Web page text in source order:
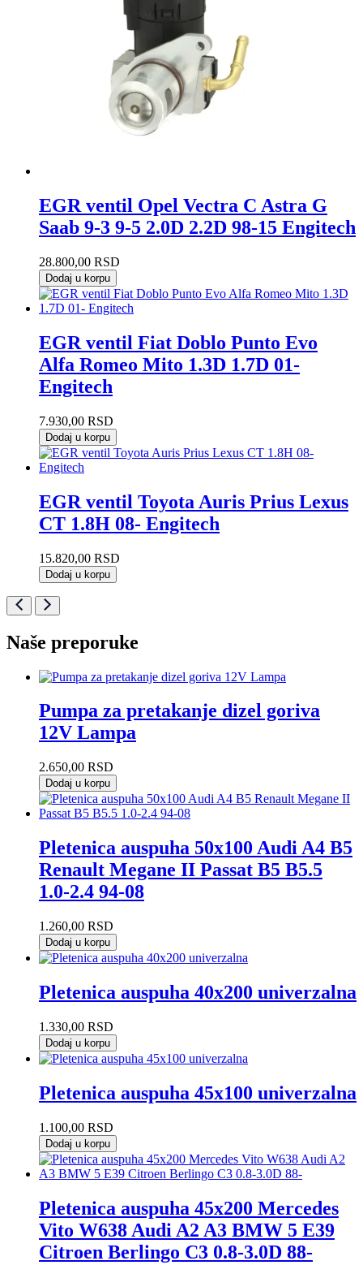
EGR ventil Opel Vectra C Astra G
Saab 9-3 9-5 2.0D 2.2D 98-15 Engitech
28.800,00 RSD
Dodaj u korpu
EGR ventil Fiat Doblo Punto Evo
Alfa Romeo Mito 1.3D 1.7D 01-
Engitech
7.930,00 RSD
Dodaj u korpu
EGR ventil Toyota Auris Prius Lexus
CT 1.8H 08- Engitech
15.820,00 RSD
Dodaj u korpu
Naše preporuke
Pumpa za pretakanje dizel goriva
12V Lampa
2.650,00 RSD
Dodaj u korpu
Pletenica auspuha 50x100 Audi A4 B5
Renault Megane II Passat B5 B5.5
1.0-2.4 94-08
1.260,00 RSD
Dodaj u korpu
Pletenica auspuha 40x200 univerzalna
1.330,00 RSD
Dodaj u korpu
Pletenica auspuha 45x100 univerzalna
1.100,00 RSD
Dodaj u korpu
Pletenica auspuha 45x200 Mercedes
Vito W638 Audi A2 A3 BMW 5 E39
Citroen Berlingo C3 0.8-3.0D 88-